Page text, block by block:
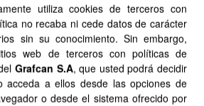
de Vega de San Mateo
sistematizado del municipio de
utiliza cookies de terceros con
no recaba ni cede datos de carácter
sin su conocimiento. Sin embargo,
web de terceros con políticas de
Grafcan S.A, que usted podrá decidir
acceda a ellos desde las opciones de
o desde el sistema ofrecido por